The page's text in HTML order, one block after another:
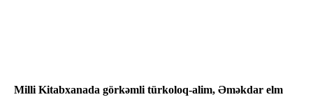
Milli Kitabxanada görkəmli türkoloq-alim, Əməkdar elm